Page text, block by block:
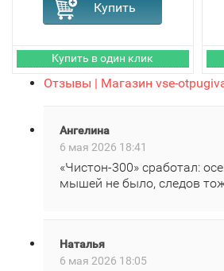
Отзывы | Магазин vse-
Ангелина
6 мая 2026 18:41
«Чистон‑300» сработал:
мышей не было, следов
Наталья
6 мая 2026 18:05